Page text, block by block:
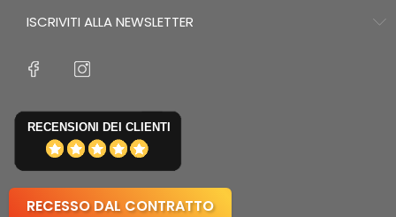
ISCRIVITI ALLA NEWSLETTER
RECENSIONI DEI CLIENTI
RECESSO DAL CONTRATTO